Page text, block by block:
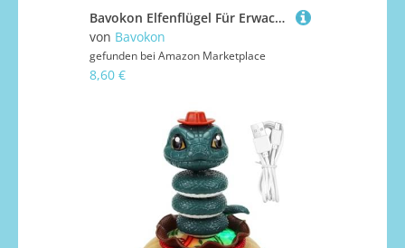
Bavokon Elfenflügel Für Erwachsene Frauen - Glitzernde Flügel Kostüm | Partyzubehör Für Karneval Halloween Weihnachten Cosplay Gartenfest
von Bavokon
gefunden bei Amazon Marketplace
8,60 €